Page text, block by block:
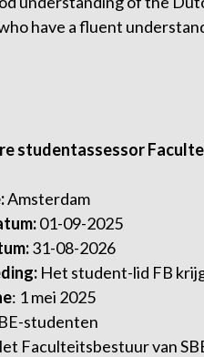
have a fluent
studentassessor
Amsterdam
01-09-2025
31-08-2026
Het student-lid FB
: 1 mei 2025
studenten
Faculteitsbestuur van